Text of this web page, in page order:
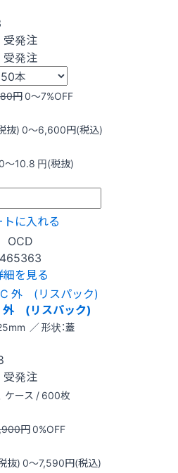
受発注
受発注
円0〜7%OFF
抜)0〜6,600円(税込)
〜10.8 円(税抜)
トに入れる
OCD
465363
細を見る
外 (リスパック)
／ 形状：蓋
受発注
ケース / 600枚
円0%OFF
抜)0〜7,590円(税込)